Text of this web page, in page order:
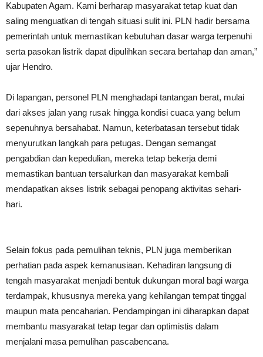
Kabupaten Agam. Kami berharap masyarakat tetap kuat dan
saling menguatkan di tengah situasi sulit ini. PLN hadir bersama
pemerintah untuk memastikan kebutuhan dasar warga terpenuhi
serta pasokan listrik dapat dipulihkan secara bertahap dan aman,”
ujar Hendro.
Di lapangan, personel PLN menghadapi tantangan berat, mulai
dari akses jalan yang rusak hingga kondisi cuaca yang belum
sepenuhnya bersahabat. Namun, keterbatasan tersebut tidak
menyurutkan langkah para petugas. Dengan semangat
pengabdian dan kepedulian, mereka tetap bekerja demi
memastikan bantuan tersalurkan dan masyarakat kembali
mendapatkan akses listrik sebagai penopang aktivitas sehari-
hari.
Selain fokus pada pemulihan teknis, PLN juga memberikan
perhatian pada aspek kemanusiaan. Kehadiran langsung di
tengah masyarakat menjadi bentuk dukungan moral bagi warga
terdampak, khususnya mereka yang kehilangan tempat tinggal
maupun mata pencaharian. Pendampingan ini diharapkan dapat
membantu masyarakat tetap tegar dan optimistis dalam
menjalani masa pemulihan pascabencana.